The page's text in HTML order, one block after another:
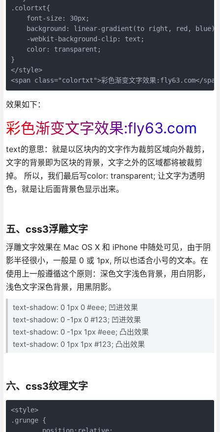
.colortxt{
    font-size: 30px;
    background: linear-gradient(to right, red, blue);
    -webkit-background-clip: text;
    color: transparent;
}
</style>
<span class="colortxt">彩色渐变文字效果:fly63.com</
效果如下：
彩色渐变文字效果:fly63.com
text的意思：就是以区块内的文字作为裁剪区域向外裁剪，
文字的背景即为区块的背景，文字之外的区域都将被裁剪
掉。 所以，我们最后写color: transparent; 让文字为透明
色，就是让后面背景色显示出来。
五、css3浮雕文字
浮雕文字效果在 Mac OS X 和 iPhone 中随处可见，由于阴
影半径很小，一般是 0 或 1px, 所以也适合小号的文本。在
使用上一般遵循这个原则：深色文字浅色背景，用白阴影，
浅色文字深色背景，用黑阴影。
text-shadow: 0 1px 0 #eee; 凹进效果
text-shadow: 0 -1px 0 #123; 凹进效果
text-shadow: 0 -1px 1px #eee; 凸出效果
text-shadow: 0 1px 1px #123; 凸出效果
六、css3纹理文字
<style>
.grunge {